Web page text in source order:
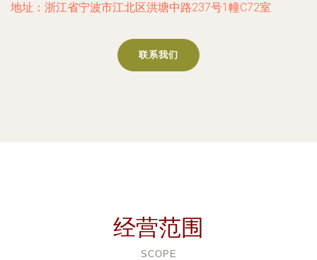
地址：浙江省宁波市江北区洪塘中路237号1幢C72室
联系我们
经营范围
SCOPE